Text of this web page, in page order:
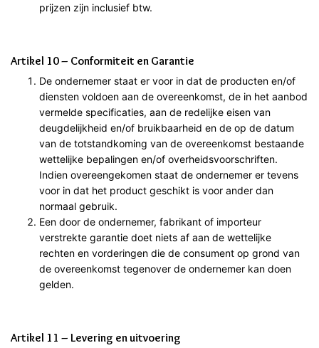
prijzen zijn inclusief btw.
Artikel 10 – Conformiteit en Garantie
De ondernemer staat er voor in dat de producten en/of
diensten voldoen aan de overeenkomst, de in het aanbod
vermelde specificaties, aan de redelijke eisen van
deugdelijkheid en/of bruikbaarheid en de op de datum
van de totstandkoming van de overeenkomst bestaande
wettelijke bepalingen en/of overheidsvoorschriften.
Indien overeengekomen staat de ondernemer er tevens
voor in dat het product geschikt is voor ander dan
normaal gebruik.
Een door de ondernemer, fabrikant of importeur
verstrekte garantie doet niets af aan de wettelijke
rechten en vorderingen die de consument op grond van
de overeenkomst tegenover de ondernemer kan doen
gelden.
Artikel 11 – Levering en uitvoering